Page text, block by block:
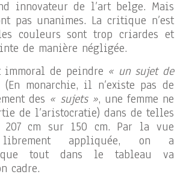
innovateur de l’art belge. Mais
pas unanimes. La critique n’est
couleurs sont trop criardes et
de manière négligée.
de peindre « un sujet de
(En monarchie, il n’existe pas de
des « sujets », une femme ne
de l’aristocratie) dans de telles
207 cm sur 150 cm. Par la vue
librement appliquée, on a
que tout dans le tableau va
cadre.